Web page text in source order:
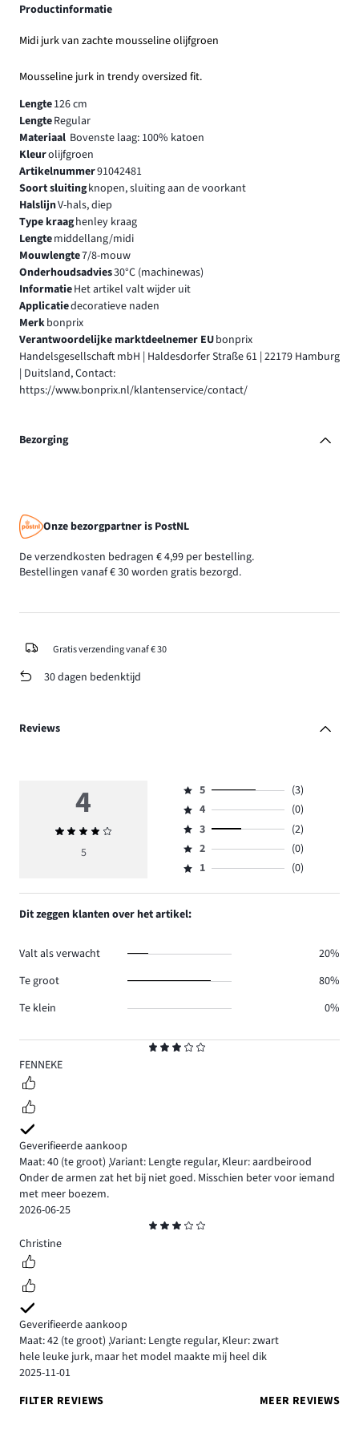
Productinformatie
Midi jurk van zachte mousseline olijfgroen
Mousseline jurk in trendy oversized fit.
Lengte126 cm
LengteRegular
Materiaal Bovenste laag: 100% katoen
Kleurolijfgroen
Artikelnummer91042481
Soort sluitingknopen, sluiting aan de voorkant
HalslijnV-hals, diep
Type kraaghenley kraag
Lengtemiddellang/midi
Mouwlengte7/8-mouw
Onderhoudsadvies30°C (machinewas)
InformatieHet artikel valt wijder uit
Applicatiedecoratieve naden
Merkbonprix
Verantwoordelijke marktdeelnemer EUbonprix
Handelsgesellschaft mbH | Haldesdorfer Straße 61 | 22179 Hamburg
| Duitsland, Contact:
https://www.bonprix.nl/klantenservice/contact/
Bezorging
Onze bezorgpartner is PostNL
De verzendkosten bedragen € 4,99 per bestelling.
Bestellingen vanaf € 30 worden gratis bezorgd.
Gratis verzending vanaf € 30
30 dagen bedenktijd
Reviews
3
FENNEKE
Geverifieerde aankoop
Maat: 40 (te groot) ,Variant: Lengte regular, Kleur: aardbeirood
Onder de armen zat het bij niet goed. Misschien beter voor iemand
met meer boezem.
2026-06-25
3
Christine
Geverifieerde aankoop
Maat: 42 (te groot) ,Variant: Lengte regular, Kleur: zwart
hele leuke jurk, maar het model maakte mij heel dik
2025-11-01
FILTER REVIEWS
MEER REVIEWS
4
Gemiddelde
beoordeling
5
Beoordeling
5,
aantal
reviews
3.
5
(3)
Beoordeling
4,
aantal
reviews
4
(0)
Beoordeling
3,
aantal
3
(2)
Beoordeling
2,
0.
2
(0)
Beoordeling
1,
aantal
reviews
1 (0)
Dit zeggen klanten over het artikel:
Valt als verwacht
20%
Te groot
80%
Te klein
0%